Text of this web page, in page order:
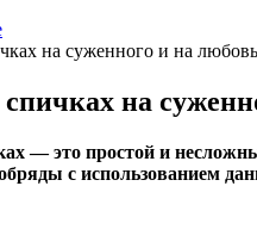
на
— это простой и
с использованием